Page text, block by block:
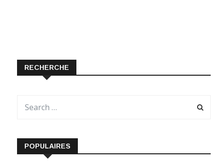
RECHERCHE
POPULAIRES